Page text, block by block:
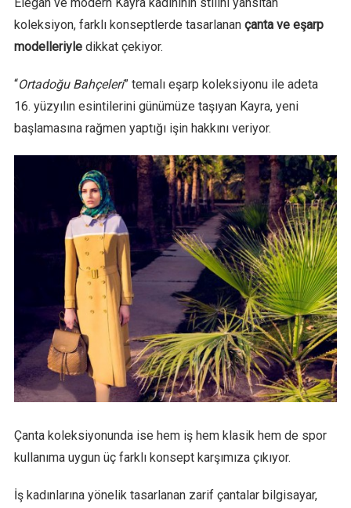
koleksiyon, farklı konseptlerde tasarlanan çanta ve eşarp
modelleriyledikkat çekiyor.
“Ortadoğu Bahçeleri” temalı eşarp koleksiyonu ile adeta
16. yüzyılın esintilerini günümüze taşıyan Kayra, yeni
başlamasına rağmen yaptığı işin hakkını veriyor.
Çanta koleksiyonunda ise hem iş hem klasik hem de spor
kullanıma uygun üç farklı konsept karşımıza çıkıyor.
İş kadınlarına yönelik tasarlanan zarif çantalar bilgisayar,